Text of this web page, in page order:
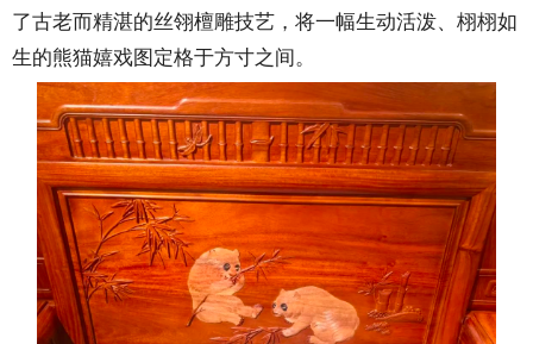
了古老而精湛的丝翎檀雕技艺，将一幅生动活泼、栩栩如
生的熊猫嬉戏图定格于方寸之间。